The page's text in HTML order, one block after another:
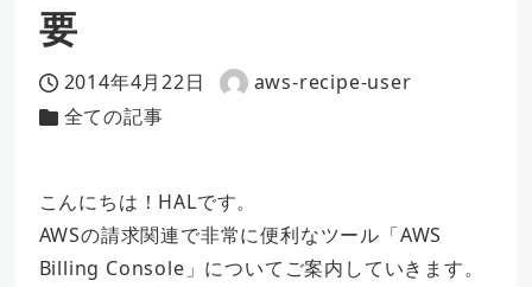
要
投稿日
2014年4月22日
著
aws-recipe-user
カテゴリー
全ての記事
こんにちは！HALです。
AWSの請求関連で非常に便利なツール「AWS
Billing Console」についてご案内していきます。